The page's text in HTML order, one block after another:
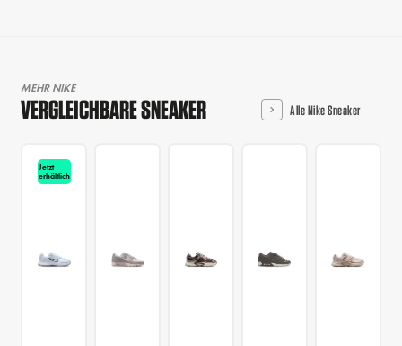
MEHR NIKE
VERGLEICHBARE SNEAKER Alle Nike Sneaker
Jetzt
erhältlich